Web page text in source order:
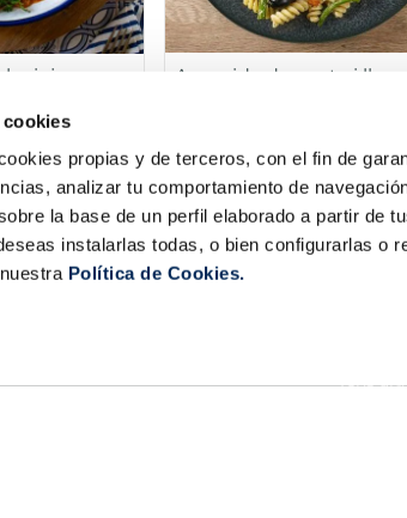
cookies
propias y de terceros, con el fin de
analizar tu comportamiento de
la base de un perfil elaborado a partir de
instalarlas todas, o bien configurarlas o
Política de Cookies.
riojana Amanida de pasta i lluç